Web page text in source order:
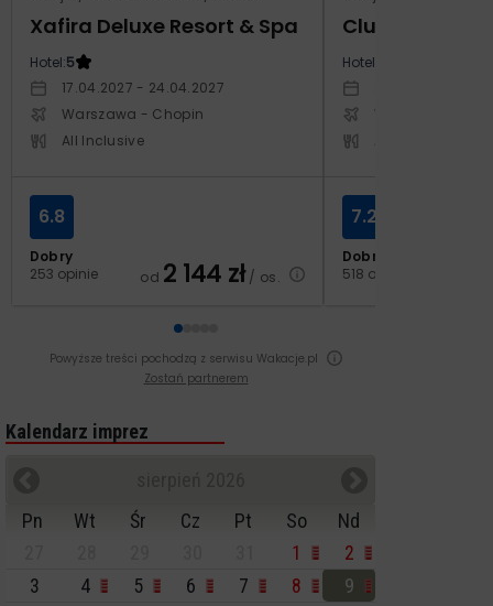
Xafira Deluxe Resort & Spa
Hotel:5
17.04.2027 - 24.04.2027
Warszawa - Chopin
All Inclusive
Dobry
253 opinie
6.8
od 2 144 zł/ os.
Club Side
Hotel:
Warszawa -
Dobry
518 opinii
7.2
Powyższe treści pochodzą z serwisu Wakacje.pl
Zostań partnerem
Kalendarz imprez
Pn
Wt Śr Cz Pt So
Nd
1
2
3
4 5 6 7 8
9